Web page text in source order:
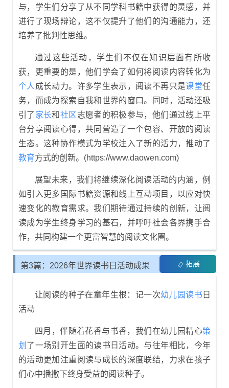
与，学生们分享了从不同学科书籍中获得的灵感，并
进行了现场辩论，这不仅提升了他们的沟通能力，还
培养了批判性思维。
通过这些活动，学生们不仅在知识层面有所收
获，更重要的是，他们学会了如何将阅读内容转化为
个人 成长动力。许多学生表示，阅读不再只是课堂任
务，而成为探索自我和世界的窗口。同时，活动还吸
引了 家长和社区志愿者的积极参与，他们通过线上平
台分享阅读心得，共同营造了一个包容、开放的阅读
生态。这种协作模式为学校注入了新的活力，推动了
教育方式的创新。(https://www.daowen.com)
展望未来，我们将继续深化阅读活动的内涵，例
如引入更多国际书籍资源和线上互动项目，以应对快
速变化的教育需求。我们期待通过持续的创新，让阅
读成为学生终身学习的基石，并呼吁社会各界携手合
作，共同构建一个更富智慧的阅读文化圈。
第3篇：2026年世界读书日活动成果 拓展
让阅读的种子在童年生根：记一次幼儿园读书 日
活动
四月，伴随着花香与书香，我们在幼儿园精心策
划 了一场别开生面的读书日活动。与往年相比，今年
的活动更加注重阅读与成长的深度联结，力求在孩子
们心中播撒下终身受益的阅读种子。